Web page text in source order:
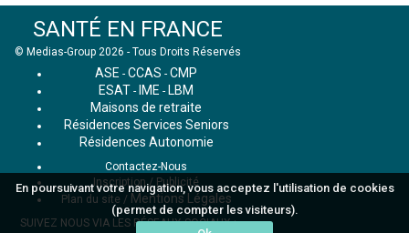
En poursuivant votre navigation, vous acceptez l'utilisation de cookies
(permet de compter les visiteurs).
SANTÉ EN FRANCE
© Medias-Group 2026 - Tous Droits Réservés
ASE - CCAS - CMP
ESAT - IME - LBM
Maisons de retraite
Résidences Services Seniors
Résidences Autonomie
Contactez-Nous
Inscription / Publicité
Plan du site / Mentions Légales
SUIVEZ NOUS VIA LES RÉSEAUX SOCIAUX :